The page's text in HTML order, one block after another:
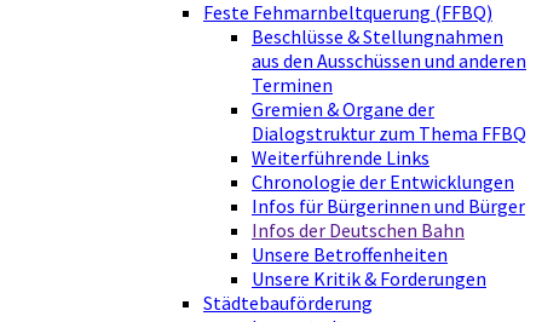
Feste Fehmarnbeltquerung (FFBQ)
Beschlüsse & Stellungnahmen
aus den Ausschüssen und anderen
Terminen
Gremien & Organe der
Dialogstruktur zum Thema FFBQ
Weiterführende Links
Chronologie der Entwicklungen
Infos für Bürgerinnen und Bürger
Infos der Deutschen Bahn
Unsere Betroffenheiten
Unsere Kritik & Forderungen
Städtebauförderung